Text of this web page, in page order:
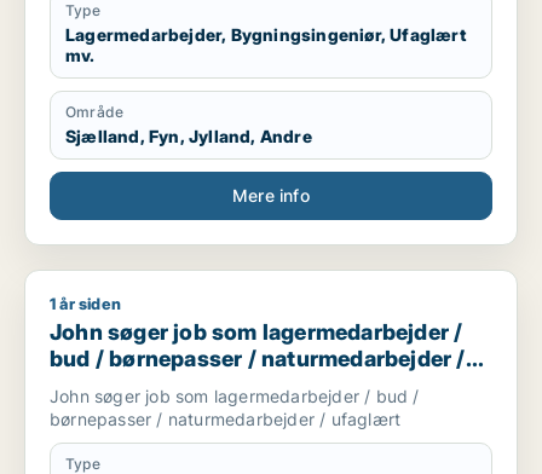
Type
Lagermedarbejder, Bygningsingeniør, Ufaglært
mv.
Område
Sjælland, Fyn, Jylland, Andre
Mere info
John søger job som lagermedarbejder / bud /
1 år siden
John søger job som lagermedarbejder /
bud / børnepasser / naturmedarbejder /
ufaglært
John søger job som lagermedarbejder / bud /
børnepasser / naturmedarbejder / ufaglært
Type